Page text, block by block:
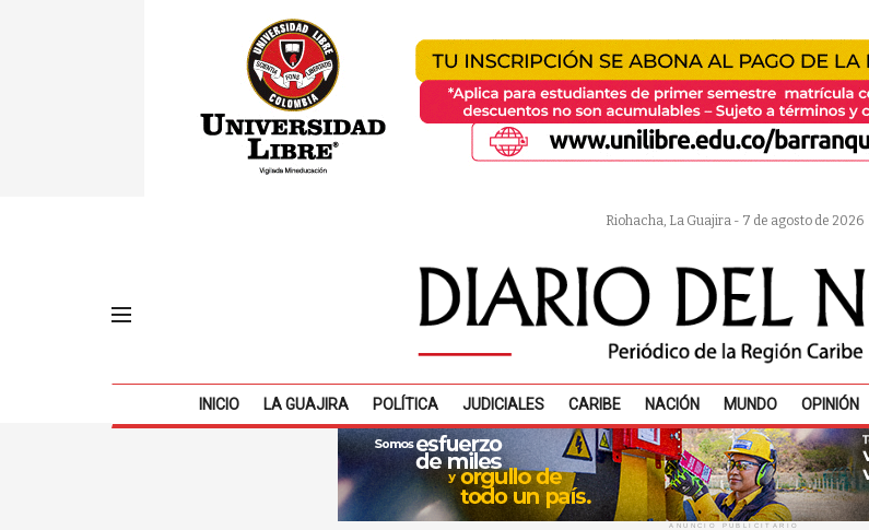
Riohacha, La Guajira - 7 de agosto de 2026
INICIO LA GUAJIRA POLÍTICA JUDICIALES CARIBE NACIÓN MUNDO OPINIÓN
ANUNCIO PUBLICITARIO